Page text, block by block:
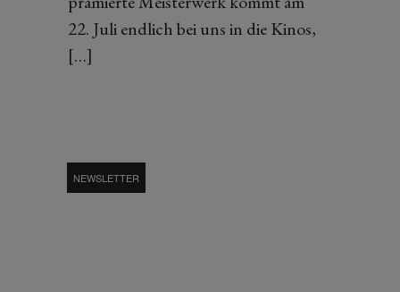
22. Juli endlich bei uns in die Kinos,
[…]
NEWSLETTER